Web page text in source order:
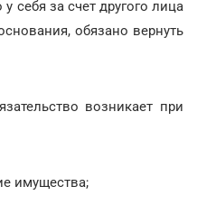
себя за счет другого лица
обязано вернуть
возникает при
имущества;